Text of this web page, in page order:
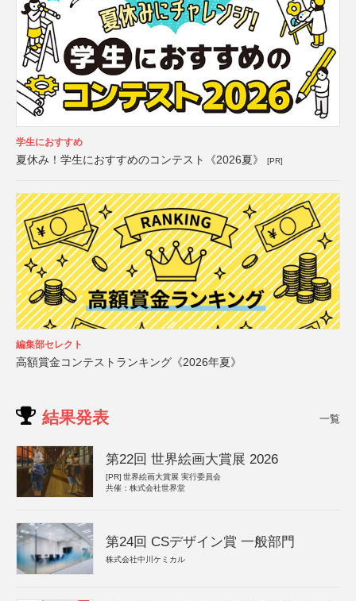
学生におすすめ
夏休み！学生におすすめのコンテスト《2026夏》 [PR]
編集部セレクト
高額賞金コンテストランキング《2026年夏》
結果発表 一覧
第22回 世界絵画大賞展 2026
[PR] 世界絵画大賞展 実行委員会
共催：株式会社世界堂
第24回 CSデザイン賞 一般部門
株式会社中川ケミカル